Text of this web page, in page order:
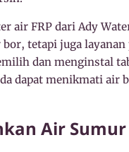
air FRP dari Ady
tetapi juga
dan menginstal
dapat menikmati
Air